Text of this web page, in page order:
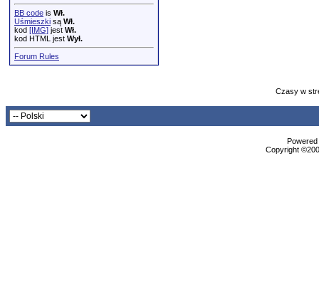
BB code is Wł.
Uśmieszki są Wł.
kod [IMG] jest Wł.
kod HTML jest Wył.
Forum Rules
Czasy w
Copyright